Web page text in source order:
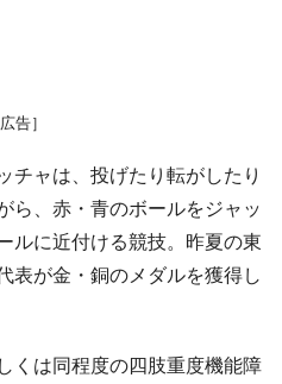
広告］
ャは、投げたり転がしたり
ら、赤・青のボールをジャッ
ルに近付ける競技。昨夏の東
表が金・銅のメダルを獲得し
くは同程度の四肢重度機能障